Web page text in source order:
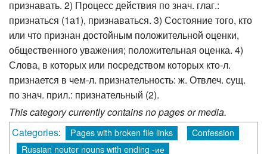
признавать. 2) Процесс действия по знач. глаг.:
признаться (1а1), признаваться. 3) Состояние того, кто
или что признан достойным положительной оценки,
общественного уважения; положительная оценка. 4)
Слова, в которых или посредством которых кто-л.
признается в чем-л. признательность: ж. Отвлеч. сущ.
по знач. прил.: признательный (2).
This category currently contains no pages or media.
Categories: Pages with broken file links
Confession
Russian neuter nouns with ending -ие